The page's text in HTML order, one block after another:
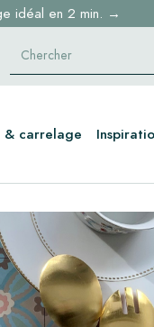
idéal en 2 min. →
& carrelage